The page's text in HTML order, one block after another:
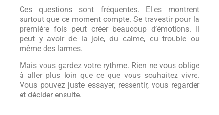
Ces questions sont fréquentes. Elles montrent
surtout que ce moment compte. Se travestir pour la
première fois peut créer beaucoup d’émotions. Il
peut y avoir de la joie, du calme, du trouble ou
même des larmes.
Mais vous gardez votre rythme. Rien ne vous oblige
à aller plus loin que ce que vous souhaitez vivre.
Vous pouvez juste essayer, ressentir, vous regarder
et décider ensuite.